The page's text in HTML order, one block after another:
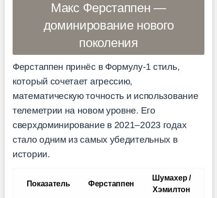
Макс Ферстаппен —
доминирование нового
поколения
Ферстаппен принёс в Формулу-1 стиль,
который сочетает агрессию,
математическую точность и использование
телеметрии на новом уровне. Его
сверхдоминирование в 2021–2023 годах
стало одним из самых убедительных в
истории.
Показатель Ферстаппен
Шумахер /
Хэмилтон